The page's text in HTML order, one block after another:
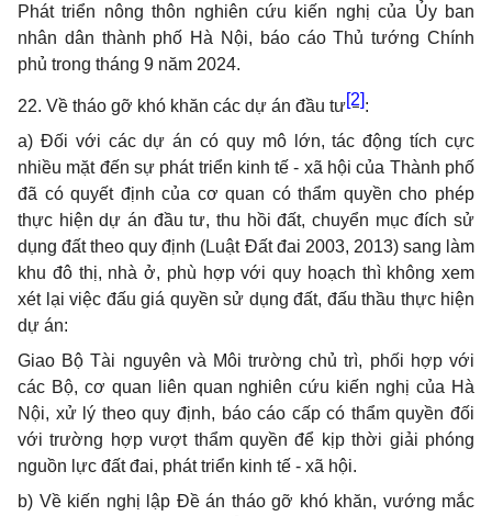
Phát triển nông thôn nghiên cứu kiến nghị của Ủy ban
nhân dân thành phố Hà Nội, báo cáo Thủ tướng Chính
phủ trong tháng 9 năm 2024.
22. Về tháo gỡ khó khăn các dự án đầu tư[2]:
a) Đối với các dự án có quy mô lớn, tác động tích cực
nhiều mặt đến sự phát triển kinh tế - xã hội của Thành phố
đã có quyết định của cơ quan có thẩm quyền cho phép
thực hiện dự án đầu tư, thu hồi đất, chuyển mục đích sử
dụng đất theo quy định (Luật Đất đai 2003, 2013) sang làm
khu đô thị, nhà ở, phù hợp với quy hoạch thì không xem
xét lại việc đấu giá quyền sử dụng đất, đấu thầu thực hiện
dự án:
Giao Bộ Tài nguyên và Môi trường chủ trì, phối hợp với
các Bộ, cơ quan liên quan nghiên cứu kiến nghị của Hà
Nội, xử lý theo quy định, báo cáo cấp có thẩm quyền đối
với trường hợp vượt thẩm quyền để kịp thời giải phóng
nguồn lực đất đai, phát triển kinh tế - xã hội.
b) Về kiến nghị lập Đề án tháo gỡ khó khăn, vướng mắc